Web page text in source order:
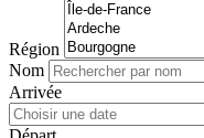
Région
Nom
Arrivée